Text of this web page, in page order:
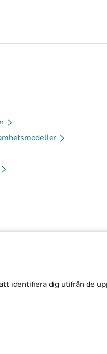
identifiera dig utifrån de